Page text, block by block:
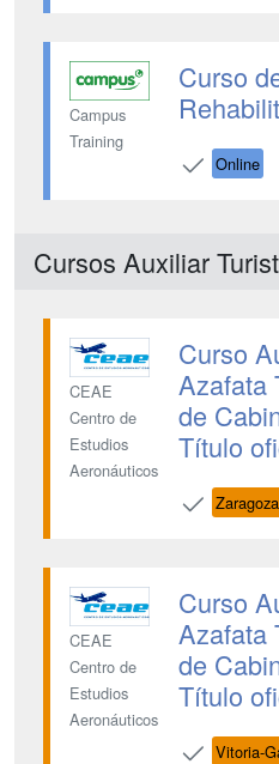
Campus
Training
Curso
Online
Cursos Auxiliar
CEAE
Centro de
Estudios
Aeronáuticos
Curso
Azafata
de
Título
Zaragoza
CEAE
Centro de
Estudios
Aeronáuticos
Curso
Azafata
de
Título
Vitoria-